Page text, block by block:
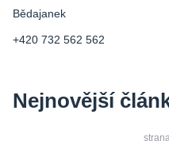
Bědajanek
+420 732 562 562
Nejnovější
strana